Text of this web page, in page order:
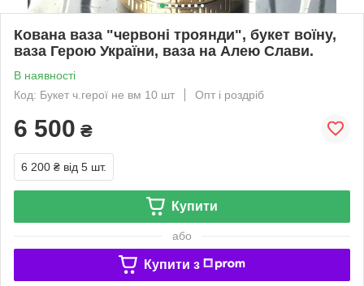
Кована ваза "червоні троянди", букет воїну,
ваза Герою України, ваза на Алею Слави.
В наявності
Код: Букет ч.герої не вм 10 шт
Опт і роздріб
6 500 ₴
6 200 ₴ від 5 шт.
Купити
або
Купити з